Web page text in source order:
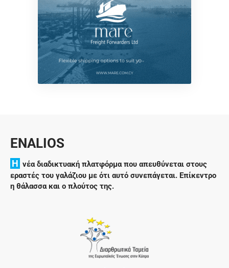
ENALIOS
H νέα διαδικτυακή πλατφόρμα που απευθύνεται στους
εραστές του γαλάζιου με ότι αυτό συνεπάγεται. Επίκεντρο
η θάλασσα και ο πλούτος της.